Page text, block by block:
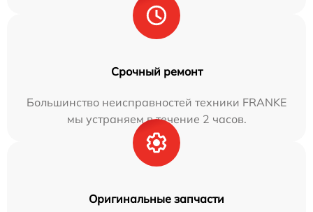
Срочный ремонт
Большинство неисправностей техники FRANKE
мы устраняем в течение 2 часов.
Оригинальные запчасти